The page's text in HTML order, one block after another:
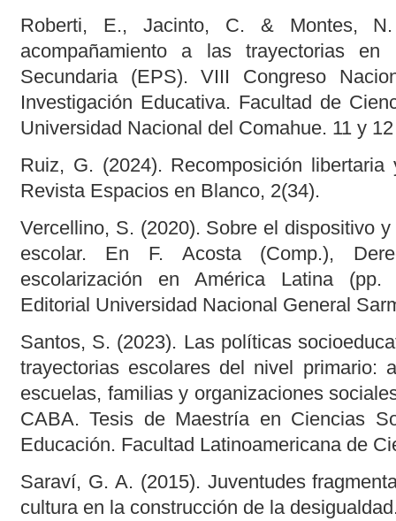
Roberti, E., Jacinto, C. & Montes,
acompañamiento a las trayectorias en
Secundaria (EPS). VIII Congreso
Investigación Educativa. Facultad de
Universidad Nacional del Comahue. 11 y
Ruiz, G. (2024). Recomposición
Revista Espacios en Blanco, 2(34).
Vercellino, S. (2020). Sobre el dispositivo
escolar. En F. Acosta (Comp.),
escolarización en América Latina (pp.
Editorial Universidad Nacional General
Santos, S. (2023). Las políticas
trayectorias escolares del nivel primario:
escuelas, familias y organizaciones
CABA. Tesis de Maestría en Ciencias
Educación. Facultad Latinoamericana de
Saraví, G. A. (2015). Juventudes
cultura en la construcción de la